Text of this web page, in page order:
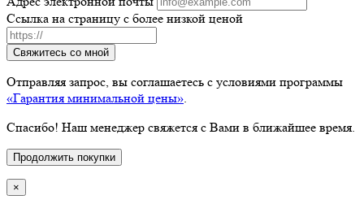
Ссылка на страницу с более низкой ценой
Свяжитесь со мной
Отправляя запрос, вы соглашаетесь с условиями программы
«Гарантия минимальной цены».
Спасибо! Наш менеджер свяжется с Вами в ближайшее время.
Продолжить покупки
×